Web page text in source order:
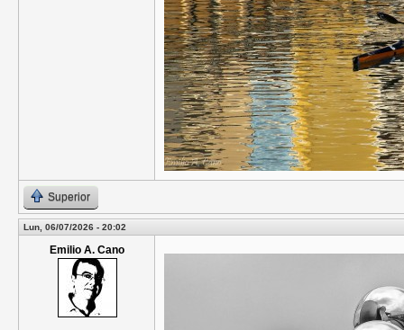
Superior
Lun, 06/07/2026 - 20:02
Emilio A. Cano